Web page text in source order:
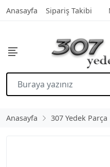
Anasayfa Sipariş Takibi
Anasayfa 307 Yedek Parça